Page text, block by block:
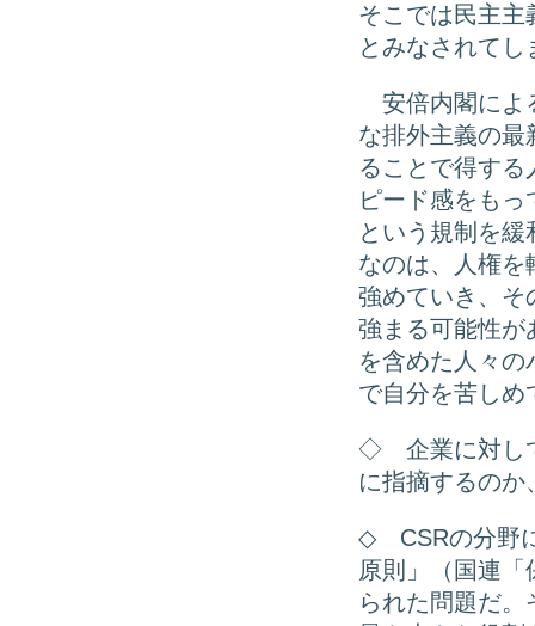
そこでは民主主
とみなされてし
安倍内閣によ
な排外主義の最
ることで得す
ピード感をも
という規制を
なのは、人権を
強めていき、そ
強まる可能性が
を含めた人々
で自分を苦しめ
◇ 企業に対し
に指摘するの
◇ CSRの分野
原則」（国連
られた問題だ